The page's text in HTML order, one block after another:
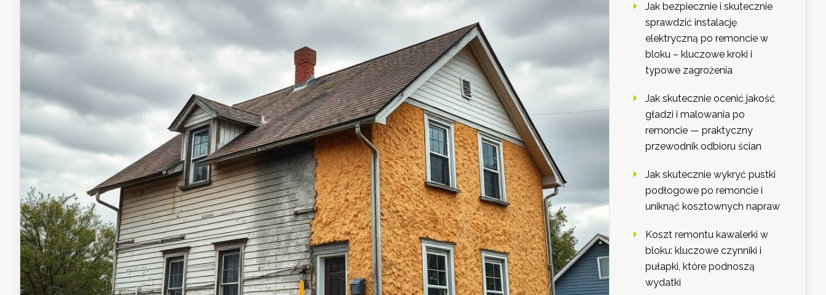
Jak bezpiecznie i skutecznie
sprawdzić instalację
elektryczną po remoncie w
bloku – kluczowe kroki i
typowe zagrożenia
Jak skutecznie ocenić jakość
gładzi i malowania po
remoncie — praktyczny
przewodnik odbioru ścian
Jak skutecznie wykryć pustki
podłogowe po remoncie i
uniknąć kosztownych napraw
Koszt remontu kawalerki w
bloku: kluczowe czynniki i
pułapki, które podnoszą
wydatki